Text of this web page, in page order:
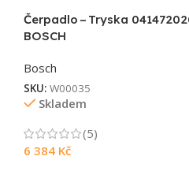
Čerpadlo – Tryska
BOSCH
Bosch
SKU: W00035
Skladem
(5)
6 384 Kč